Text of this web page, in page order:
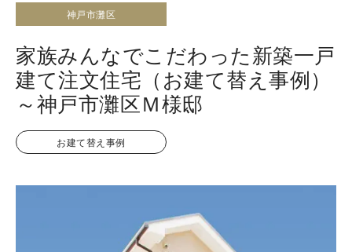
神戸市灘区
家族みんなでこだわった新築一戸
建て注文住宅（お建て替え事例）
～神戸市灘区Ｍ様邸
お建て替え事例